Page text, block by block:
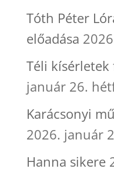
Tóth Péter
előadása
Téli kísérletek
január 26.
Karácsonyi
2026. január
Hanna sikere